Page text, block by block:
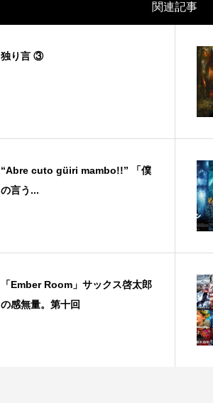
関連記事
独り言 ③
“Abre cuto güiri mambo!!” 「僕
の言う...
「Ember Room」サックス啓太郎
の感無量。第十回